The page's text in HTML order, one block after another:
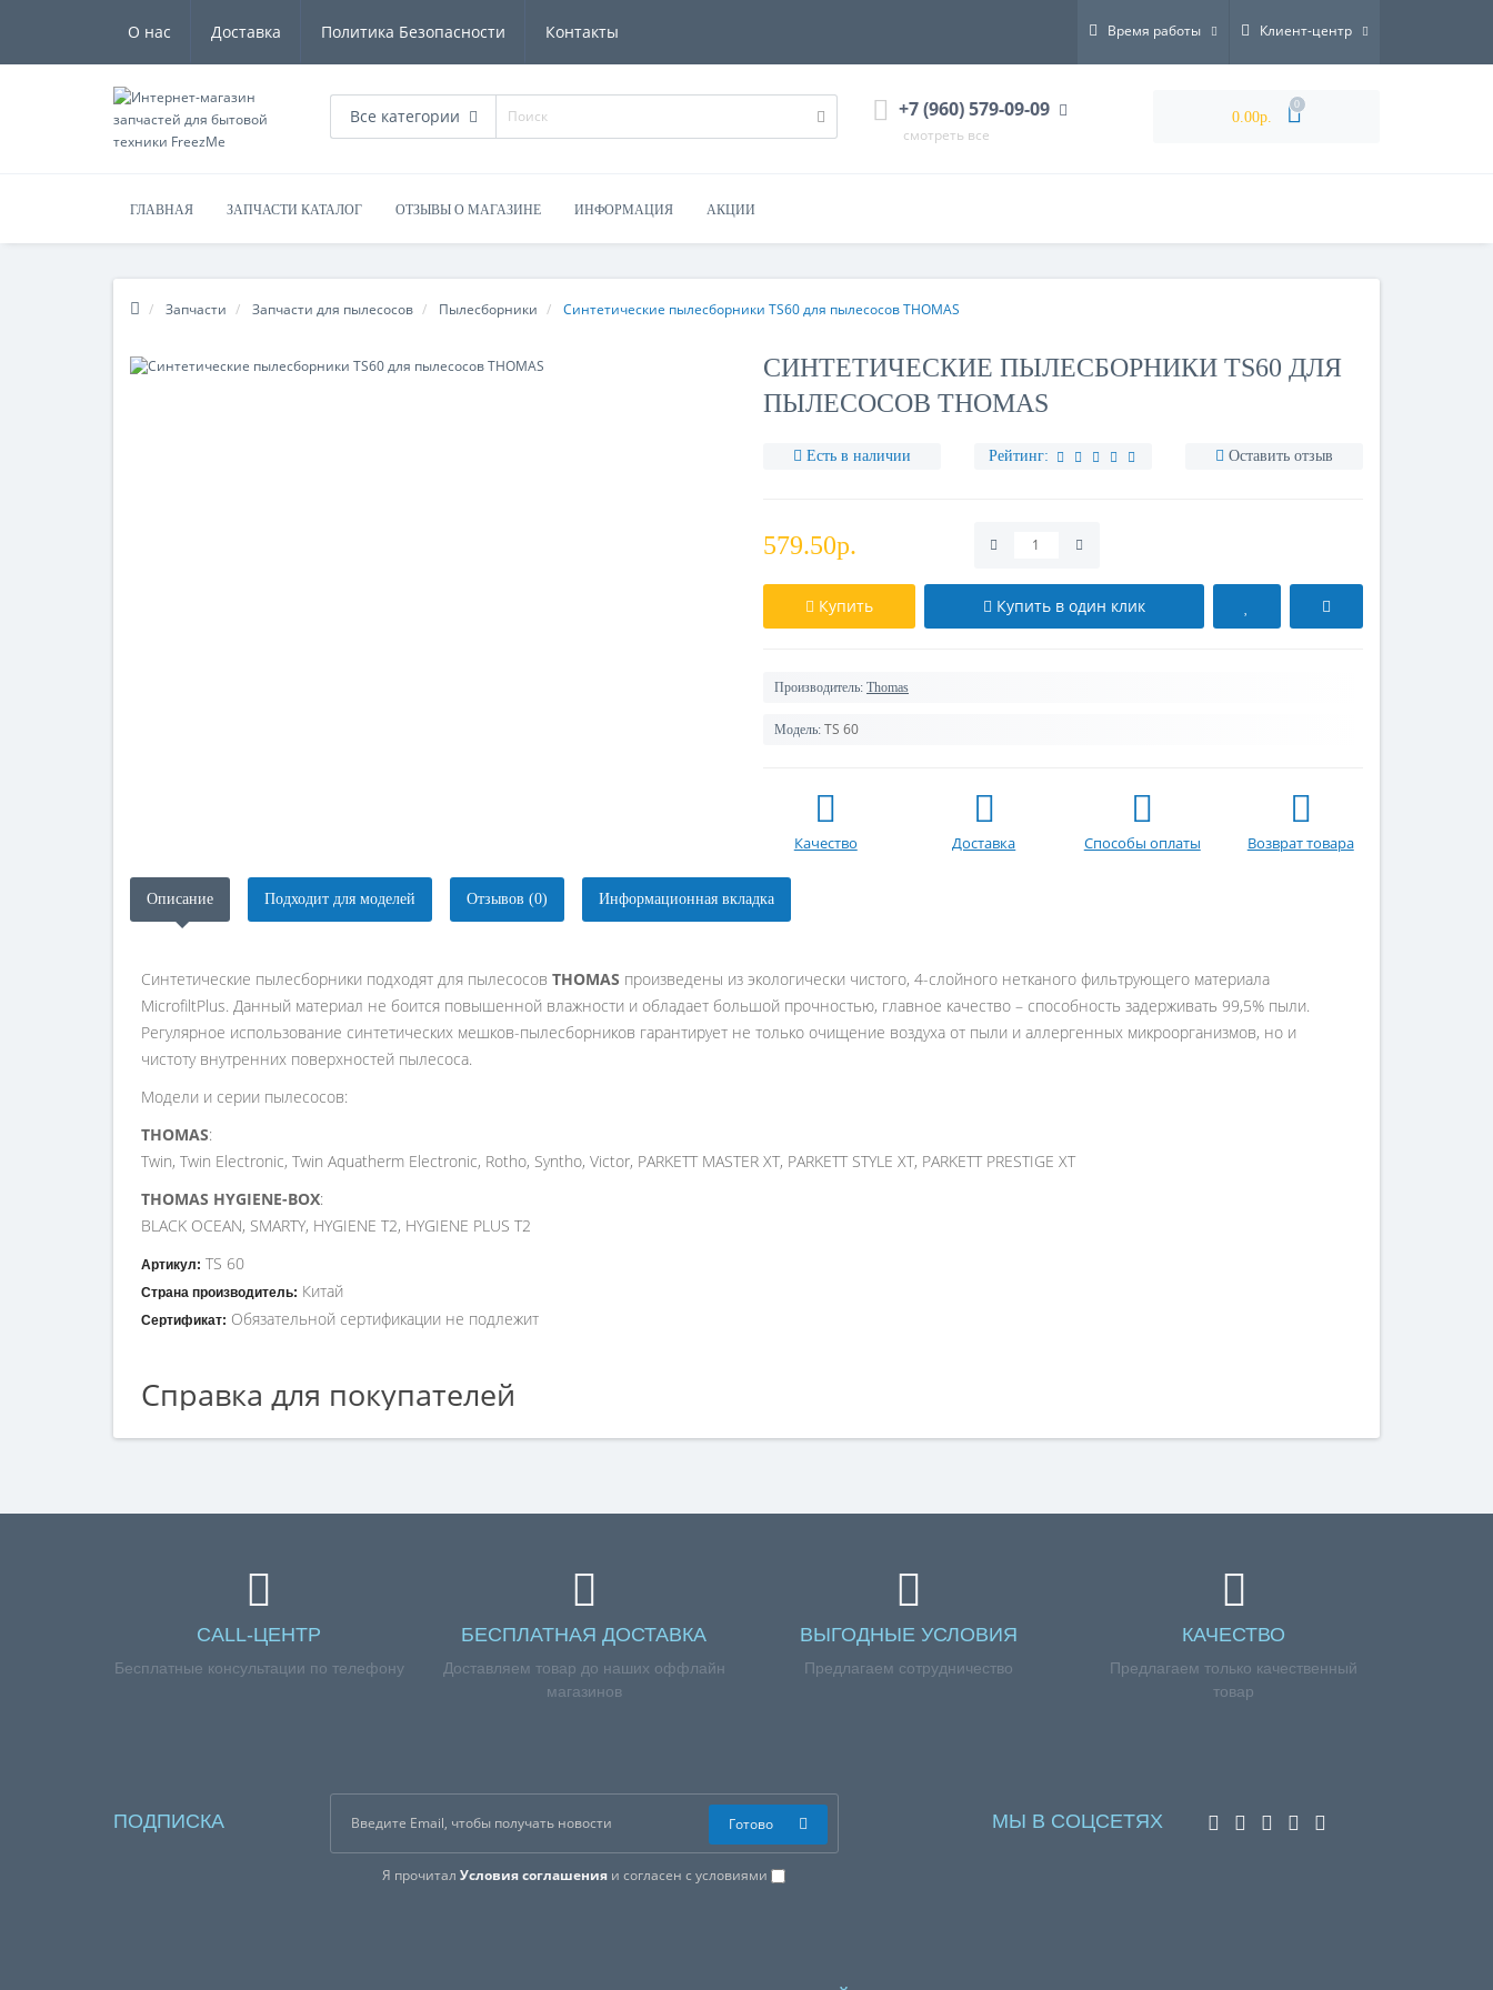
О нас Доставка Политика Безопасности Контакты Время работы Клиент-центр
Все категории +7 (960) 579-09-09
смотреть все
0.00р.
0
ГЛАВНАЯ ЗАПЧАСТИ КАТАЛОГ ОТЗЫВЫ О МАГАЗИНЕ ИНФОРМАЦИЯ АКЦИИ
Запчасти Запчасти для пылесосов Пылесборники Синтетические пылесборники TS60 для пылесосов THOMAS
СИНТЕТИЧЕСКИЕ ПЫЛЕСБОРНИКИ TS60 ДЛЯ
ПЫЛЕСОСОВ THOMAS
Есть в наличии Рейтинг: Оставить отзыв
579.50р.
Купить Купить в один клик
Производитель: Thomas
Модель: TS 60
Качество Доставка Способы оплаты Возврат товара
Описание Подходит для моделей Отзывов (0) Информационная вкладка
Синтетические пылесборники подходят для пылесосов THOMAS произведены из экологически чистого, 4-слойного нетканого фильтрующего материала
MicrofiltPlus. Данный материал не боится повышенной влажности и обладает большой прочностью, главное качество – способность задерживать 99,5% пыли.
Регулярное использование синтетических мешков-пылесборников гарантирует не только очищение воздуха от пыли и аллергенных микроорганизмов, но и
чистоту внутренних поверхностей пылесоса.
Модели и серии пылесосов:
THOMAS:
Twin, Twin Electronic, Twin Aquatherm Electronic, Rotho, Syntho, Victor, PARKETT MASTER XT, PARKETT STYLE XT, PARKETT PRESTIGE XT
THOMAS HYGIENE-BOX:
BLACK OCEAN, SMARTY, HYGIENE T2, HYGIENE PLUS T2
Артикул: TS 60
Страна производитель: Китай
Сертификат: Обязательной сертификации не подлежит
Справка для покупателей
Если вы хотите купить «Синтетические пылесборники TS60 для пылесосов THOMAS», но у вас возникли сложности соформлением заказа, обращайтесь к нашим
CALL-ЦЕНТР
Бесплатные консультации по телефону
БЕСПЛАТНАЯ ДОСТАВКА
Доставляем товар до наших оффлайн
магазинов
ВЫГОДНЫЕ УСЛОВИЯ
Предлагаем сотрудничество
КАЧЕСТВО
Предлагаем только качественный
товар
ПОДПИСКА
Я прочиталУсловия соглашения и согласен с условиями
Готово МЫ В СОЦСЕТЯХ